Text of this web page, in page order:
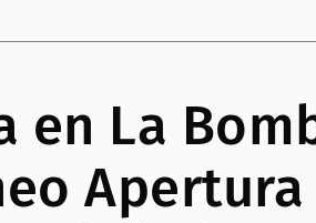
en La
Apertura